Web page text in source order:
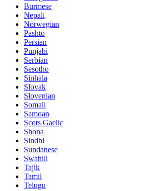
Burmese
Nepali
Norwegian
Pashto
Persian
Punjabi
Serbian
Sesotho
Sinhala
Slovak
Slovenian
Somali
Samoan
Scots Gaelic
Shona
Sindhi
Sundanese
Swahili
Tajik
Tamil
Telugu